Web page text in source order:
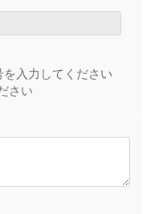
入力してください
さい